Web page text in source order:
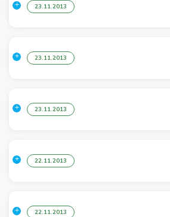
23.11.2013
23.11.2013
23.11.2013
22.11.2013
22.11.2013